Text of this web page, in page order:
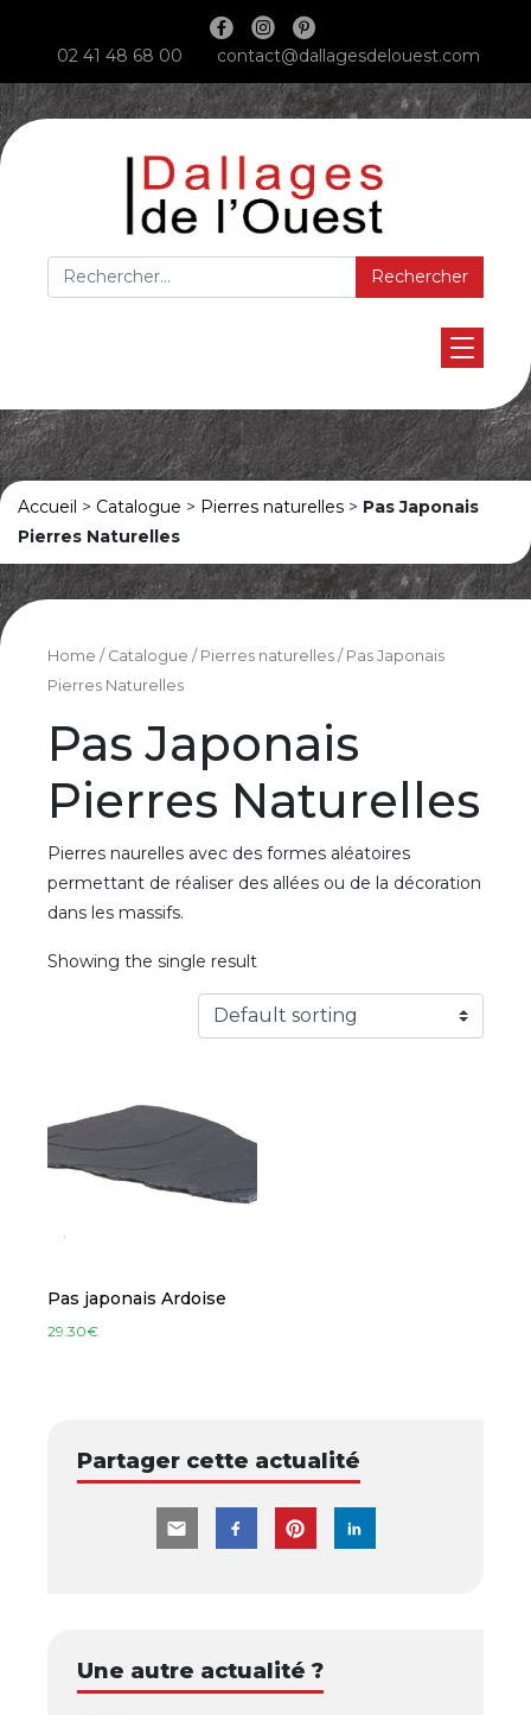
Main Navigation
02 41 48 68 00 contact@dallagesdelouest.com
Rechercher :
Accueil > Catalogue > Pierres naturelles > Pas Japonais
Pierres Naturelles
Home / Catalogue / Pierres naturelles / Pas Japonais
Pierres Naturelles
Pas Japonais
Pierres Naturelles
Pierres naurelles avec des formes aléatoires
permettant de réaliser des allées ou de la décoration
dans les massifs.
Showing the single result
Pas japonais Ardoise
29.30€
Partager cette actualité
Une autre actualité ?